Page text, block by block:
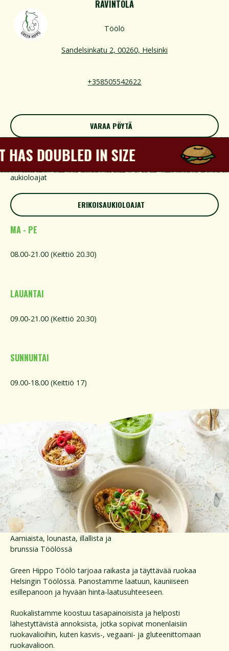
RAVINTOLA
Töölö
Sandelsinkatu 2, 00260, Helsinki
+358505542622
VARAA PÖYTÄ
VARAA PÖYTÄ
DOUBLED IN SIZE
aukioloajat
ERIKOISAUKIOLOAJAT
ERIKOISAUKIOLOAJAT
MA - PE
08.00-21.00 (Keittiö 20.30)
LAUANTAI
09.00-21.00 (Keittiö 20.30)
SUNNUNTAI
09.00-18.00 (Keittiö 17)
Aamiaista, lounasta, illallista ja
brunssia Töölössä
Green Hippo Töölö tarjoaa raikasta ja täyttävää ruokaa
Helsingin Töölössä. Panostamme laatuun, kauniiseen
esillepanoon ja hyvään hinta-laatusuhteeseen.
Ruokalistamme koostuu tasapainoisista ja helposti
lähestyttävistä annoksista, jotka sopivat monenlaisiin
ruokavalioihin, kuten kasvis-, vegaani- ja gluteenittomaan
ruokavalioon.